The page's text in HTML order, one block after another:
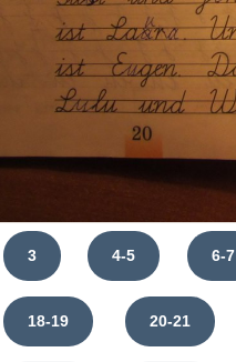
3 4-5 6-7
18-19 20-21